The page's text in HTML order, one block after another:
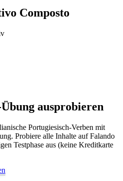
Composto
ausprobieren
Portugiesisch-Verben mit
Probiere alle Inhalte auf Falando
Testphase aus (keine Kreditkarte